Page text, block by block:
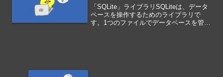
「SQLite」ライブラリSQLiteは、データ
ベースを操作するためのライブラリで
す。1つのファイルでデータベースを管理